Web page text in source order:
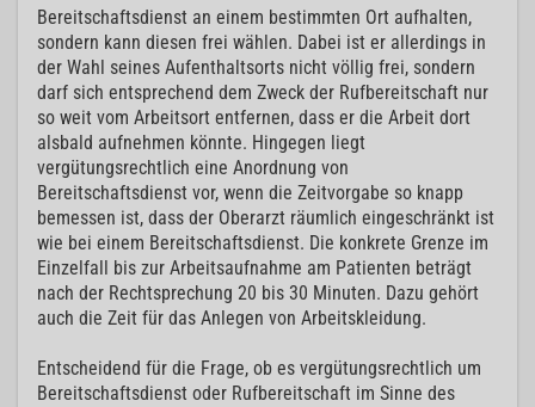
Bereitschaftsdienst an einem bestimmten Ort aufhalten,
sondern kann diesen frei wählen. Dabei ist er allerdings in
der Wahl seines Aufenthaltsorts nicht völlig frei, sondern
darf sich entsprechend dem Zweck der Rufbereitschaft nur
so weit vom Arbeitsort entfernen, dass er die Arbeit dort
alsbald aufnehmen könnte. Hingegen liegt
vergütungsrechtlich eine Anordnung von
Bereitschaftsdienst vor, wenn die Zeitvorgabe so knapp
bemessen ist, dass der Oberarzt räumlich eingeschränkt ist
wie bei einem Bereitschaftsdienst. Die konkrete Grenze im
Einzelfall bis zur Arbeitsaufnahme am Patienten beträgt
nach der Rechtsprechung 20 bis 30 Minuten. Dazu gehört
auch die Zeit für das Anlegen von Arbeitskleidung.
Entscheidend für die Frage, ob es vergütungsrechtlich um
Bereitschaftsdienst oder Rufbereitschaft im Sinne des